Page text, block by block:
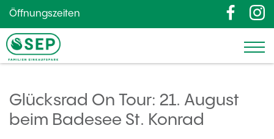
Öffnungszeiten
Glücksrad On Tour: 21. August
beim Badesee St. Konrad